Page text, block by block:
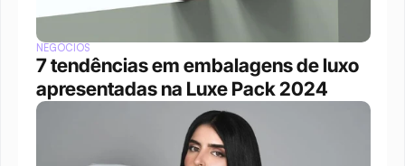
NEGÓCIOS
7 tendências em embalagens de luxo
apresentadas na Luxe Pack 2024